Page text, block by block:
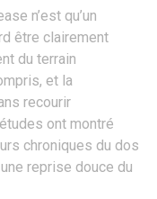
n’est qu’un
être clairement
du terrain
et la
recourir
ont montré
chroniques du dos
reprise douce du